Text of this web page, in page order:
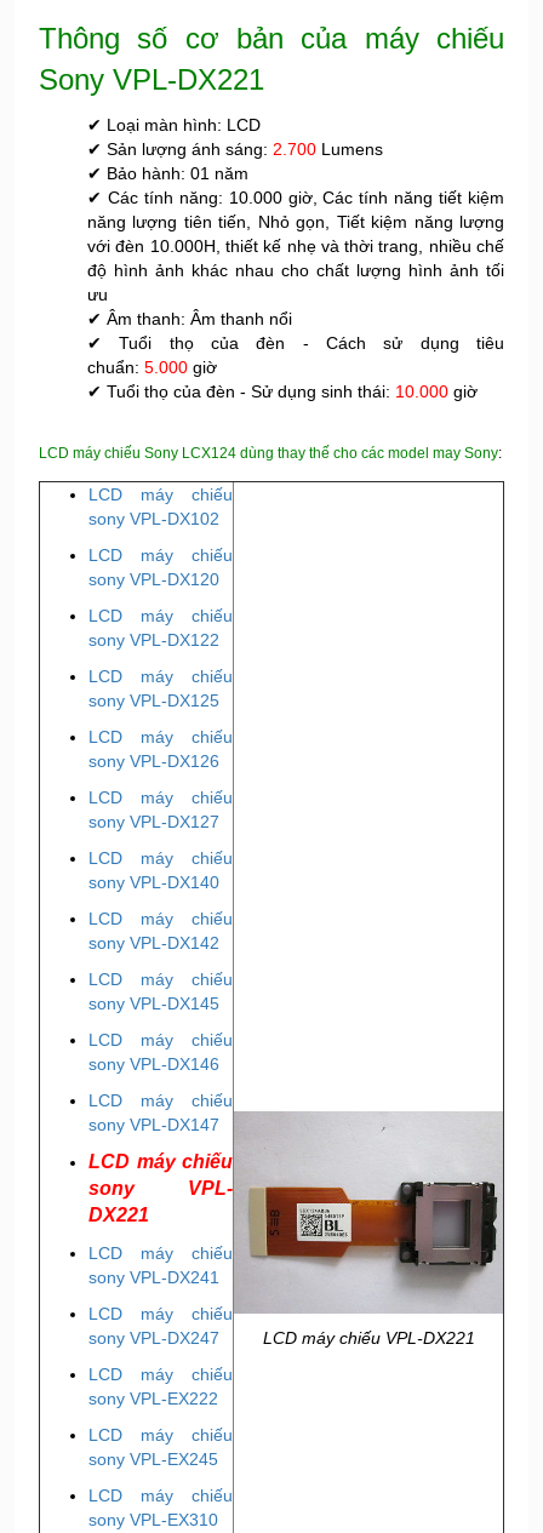
Thông số cơ bản của máy chiếu
Sony VPL-DX221
✔ Loại màn hình: LCD
✔ Sản lượng ánh sáng: 2.700 Lumens
✔ Bảo hành: 01 năm
✔ Các tính năng: 10.000 giờ, Các tính năng tiết kiệm
năng lượng tiên tiến, Nhỏ gọn, Tiết kiệm năng lượng
với đèn 10.000H, thiết kế nhẹ và thời trang, nhiều chế
độ hình ảnh khác nhau cho chất lượng hình ảnh tối
ưu
✔ Âm thanh: Âm thanh nổi
✔ Tuổi thọ của đèn - Cách sử dụng tiêu
chuẩn: 5.000 giờ
✔ Tuổi thọ của đèn - Sử dụng sinh thái: 10.000 giờ
LCD máy chiếu Sony LCX124 dùng thay thế cho các model may Sony:
LCD máy chiếu
sony VPL-DX102
LCD máy chiếu
sony VPL-DX120
LCD máy chiếu
sony VPL-DX122
LCD máy chiếu
sony VPL-DX125
LCD máy chiếu
sony VPL-DX126
LCD máy chiếu
sony VPL-DX127
LCD máy chiếu
sony VPL-DX140
LCD máy chiếu
sony VPL-DX142
LCD máy chiếu
sony VPL-DX145
LCD máy chiếu
sony VPL-DX146
LCD máy chiếu
sony VPL-DX147
LCD máy chiếu
sony VPL-
DX221
LCD máy chiếu
sony VPL-DX241
LCD máy chiếu
sony VPL-DX247
LCD máy chiếu
sony VPL-EX222
LCD máy chiếu
sony VPL-EX245
LCD máy chiếu
sony VPL-EX310
LCD máy chiếu VPL-DX221